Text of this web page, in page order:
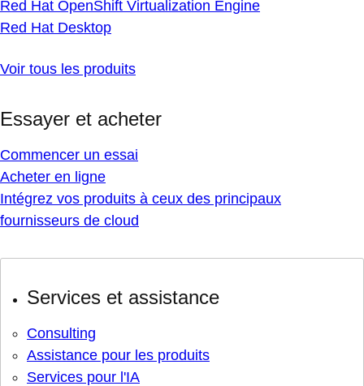
Red Hat OpenShift Virtualization Engine
Red Hat Desktop
Voir tous les produits
Essayer et acheter
Commencer un essai
Acheter en ligne
Intégrez vos produits à ceux des principaux
fournisseurs de cloud
Services et assistance
Consulting
Assistance pour les produits
Services pour l'IA